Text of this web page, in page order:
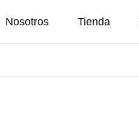
Nosotros Tienda